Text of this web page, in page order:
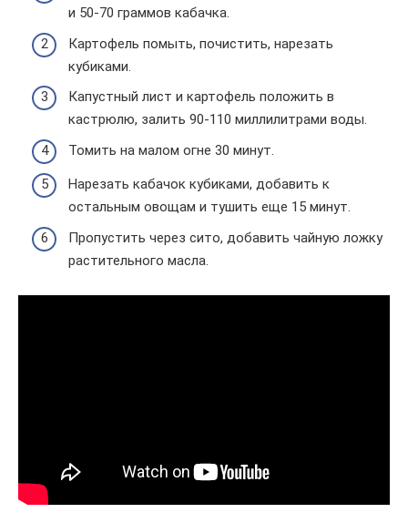
и 50-70 граммов кабачка.
Картофель помыть, почистить, нарезать
кубиками.
Капустный лист и картофель положить в
кастрюлю, залить 90-110 миллилитрами воды.
Томить на малом огне 30 минут.
Нарезать кабачок кубиками, добавить к
остальным овощам и тушить еще 15 минут.
Пропустить через сито, добавить чайную ложку
растительного масла.